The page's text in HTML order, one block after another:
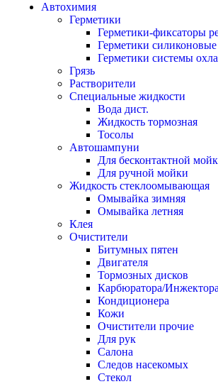
Автохимия
Герметики
Герметики-фиксаторы
Герметики силиконовые
Герметики системы
Грязь
Растворители
Специальные жидкости
Вода дист.
Жидкость тормозная
Тосолы
Автошампуни
Для бесконтактной
Для ручной мойки
Жидкость стеклоомывающая
Омывайка зимняя
Омывайка летняя
Клея
Очистители
Битумных пятен
Двигателя
Тормозных дисков
Карбюратора/Инжектора
Кондиционера
Кожи
Очистители прочие
Для рук
Салона
Следов насекомых
Стекол